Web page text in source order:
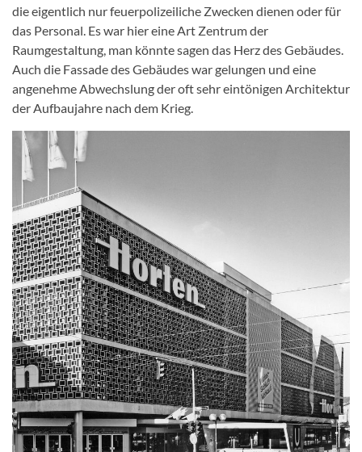
die eigentlich nur feuerpolizeiliche Zwecken dienen oder für
das Personal. Es war hier eine Art Zentrum der
Raumgestaltung, man könnte sagen das Herz des Gebäudes.
Auch die Fassade des Gebäudes war gelungen und eine
angenehme Abwechslung der oft sehr eintönigen Architektur
der Aufbaujahre nach dem Krieg.